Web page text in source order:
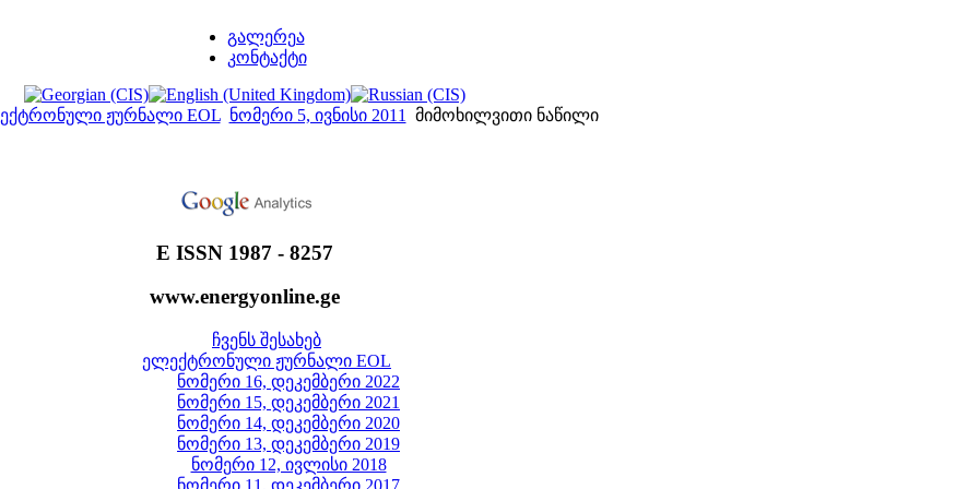
გალერეა
კონტაქტი
ჟურნალი EOL ნომერი 5, ივნისი 2011 მიმოხილვითი ნაწილი
E ISSN 1987 - 8257
www.energyonline.ge
ჩვენს შესახებ
ელექტრონული ჟურნალი EOL
ნომერი 16, დეკემბერი 2022
ნომერი 15, დეკემბერი 2021
ნომერი 14, დეკემბერი 2020
ნომერი 13, დეკემბერი 2019
ნომერი 12, ივლისი 2018